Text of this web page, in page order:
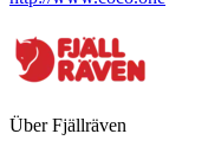
Über Fjällräven